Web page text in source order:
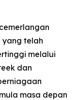
yang telah
melalui
dan
masa depan